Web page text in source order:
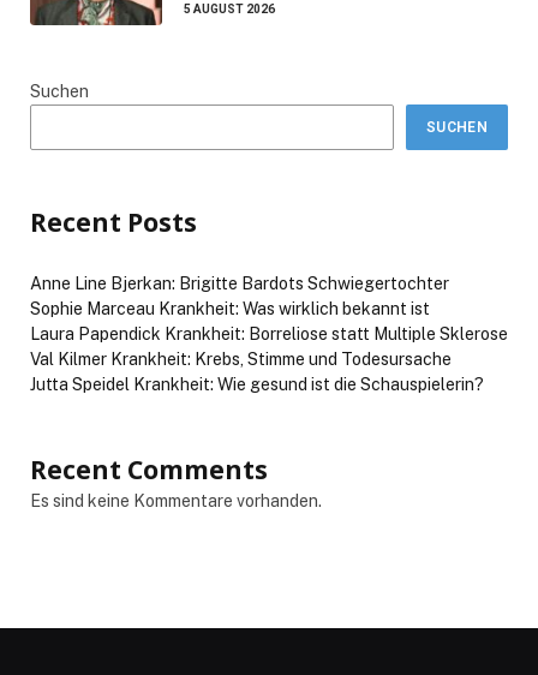
5 AUGUST 2026
Suchen
SUCHEN
Recent Posts
Anne Line Bjerkan: Brigitte Bardots Schwiegertochter
Sophie Marceau Krankheit: Was wirklich bekannt ist
Laura Papendick Krankheit: Borreliose statt Multiple Sklerose
Val Kilmer Krankheit: Krebs, Stimme und Todesursache
Jutta Speidel Krankheit: Wie gesund ist die Schauspielerin?
Recent Comments
Es sind keine Kommentare vorhanden.